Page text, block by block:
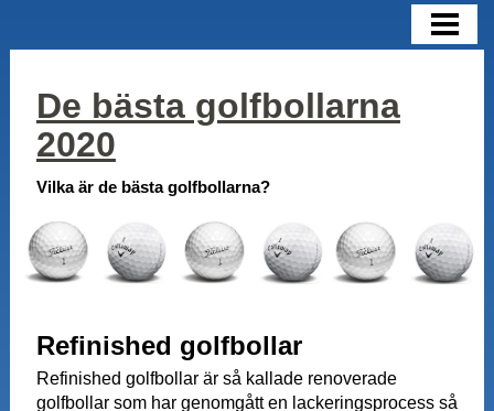
VÄLJA GOLFBOLL
GOLFBOLLSMÄRKEN
BEGAGNADE GOLFBOLLAR
PROFFSENS VAL
De bästa golfbollarna
2020
Vilka är de bästa golfbollarna?
Refinished golfbollar
Refinished golfbollar är så kallade renoverade
golfbollar som har genomgått en lackeringsprocess så